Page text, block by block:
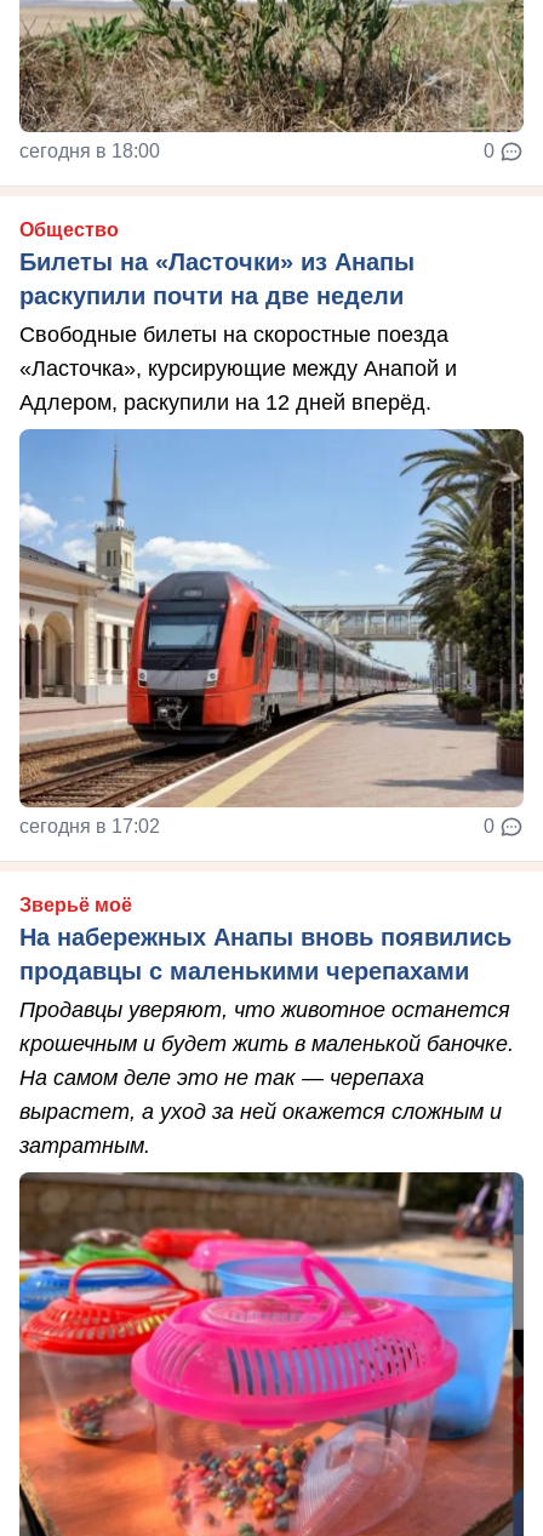
сегодня в 18:00 0
Общество
Билеты на «Ласточки» из Анапы
раскупили почти на две недели
Свободные билеты на скоростные поезда
«Ласточка», курсирующие между Анапой и
Адлером, раскупили на 12 дней вперёд.
сегодня в 17:02 0
Зверьё моё
На набережных Анапы вновь появились
продавцы с маленькими черепахами
Продавцы уверяют, что животное останется
крошечным и будет жить в маленькой баночке.
На самом деле это не так — черепаха
вырастет, а уход за ней окажется сложным и
затратным.